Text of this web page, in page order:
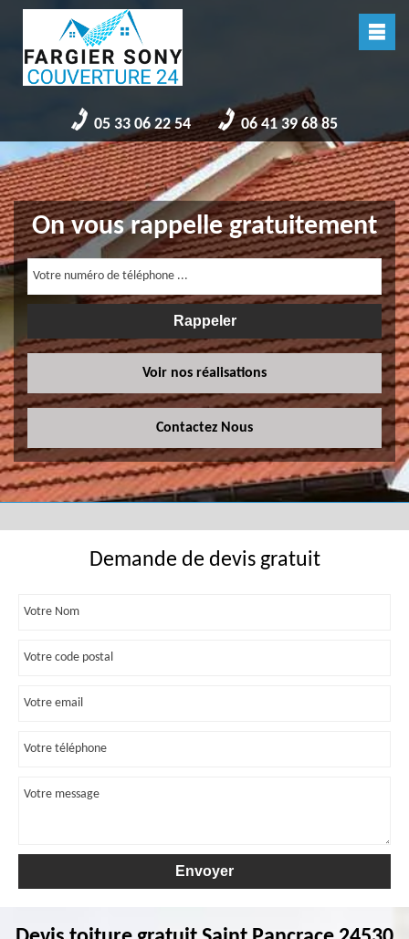
05 33 06 22 54 06 41 39 68 85
On vous rappelle gratuitement
Voir nos réalisations
Contactez Nous
Demande de devis gratuit